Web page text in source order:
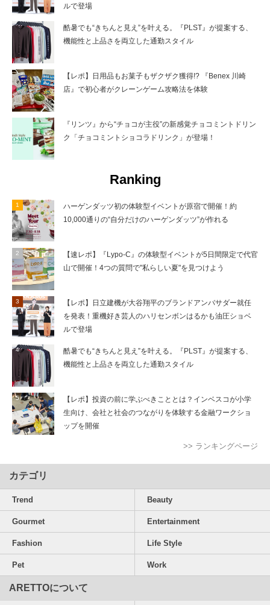
ルで登場
酷暑でも“きちんと見え”を叶える。『PLST』が提案する、
機能性と上品さを両立した通勤スタイル
【レポ】日用品もお菓子もザクザク獲得!? 『Benex 川崎
店』で初心者がクレーンゲーム攻略法を体験
『リンツ』から“チョコが主役”の新感覚チョコミントドリン
ク「チョコミントショコラドリンク」が登場！
Ranking
ハーゲンダッツ初の体験型イベントが原宿で開催！約
10,000通りの“自分だけのハーゲンダッツ”が作れる
【速レポ】『Lypo-C』の体験型イベントが5日間限定で代官
山で開催！4つの質問で"私らしい夏"を見つけよう
【レポ】日立建機が大谷翔平のブランドアンバサダー就任
を発表！重機好き芸人のハリセンボンはるかも油圧ショベ
ルで登場
酷暑でも“きちんと見え”を叶える。『PLST』が提案する、
機能性と上品さを両立した通勤スタイル
【レポ】投資の前に学ぶべきこととは？インベスコが小学
生向け、会社と社会のつながりを体験する金融ワークショ
ップを開催
>> ランキングページ
カテゴリ
Trend Beauty
Gourmet Entertainment
Fashion Life Style
Pet Work
ARETTOについて